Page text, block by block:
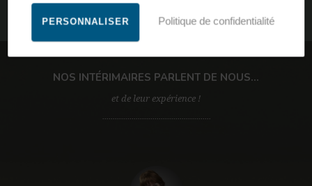
Par ville, code postal, nom d’agence
NOS INTÉRIMAIRES PARLENT DE NOUS...
et de leur expérience !
PERSONNALISER Politique de confidentialité